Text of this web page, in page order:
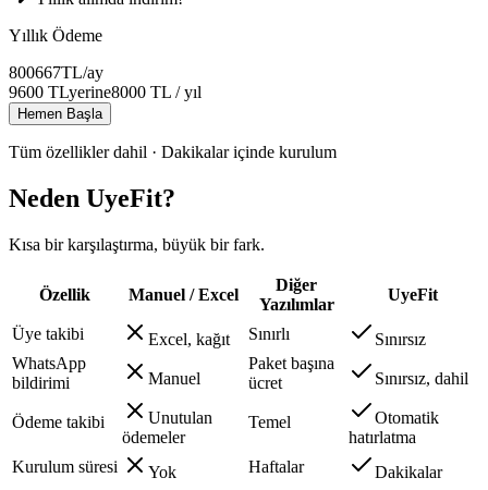
Yıllık Ödeme
800667TL/ay
9600 TLyerine8000 TL / yıl
Hemen Başla
Tüm özellikler dahil · Dakikalar içinde kurulum
Neden UyeFit?
Kısa bir karşılaştırma, büyük bir fark.
Özellik Manuel / Excel
Diğer
Yazılımlar
UyeFit
Üye takibi Excel, kağıt Sınırlı
Sınırsız
WhatsApp
bildirimi
Manuel
Paket başına
ücret
Sınırsız, dahil
Ödeme takibi
Unutulan
ödemeler
Temel
Otomatik
hatırlatma
Kurulum süresi
Yok Haftalar
Dakikalar